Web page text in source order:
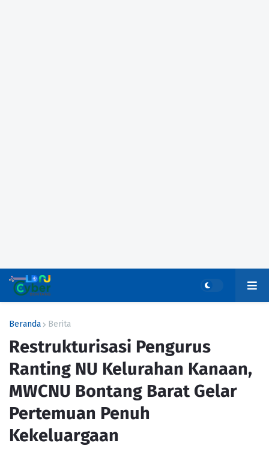
Beranda Berita
Restrukturisasi Pengurus
Ranting NU Kelurahan Kanaan,
MWCNU Bontang Barat Gelar
Pertemuan Penuh
Kekeluargaan